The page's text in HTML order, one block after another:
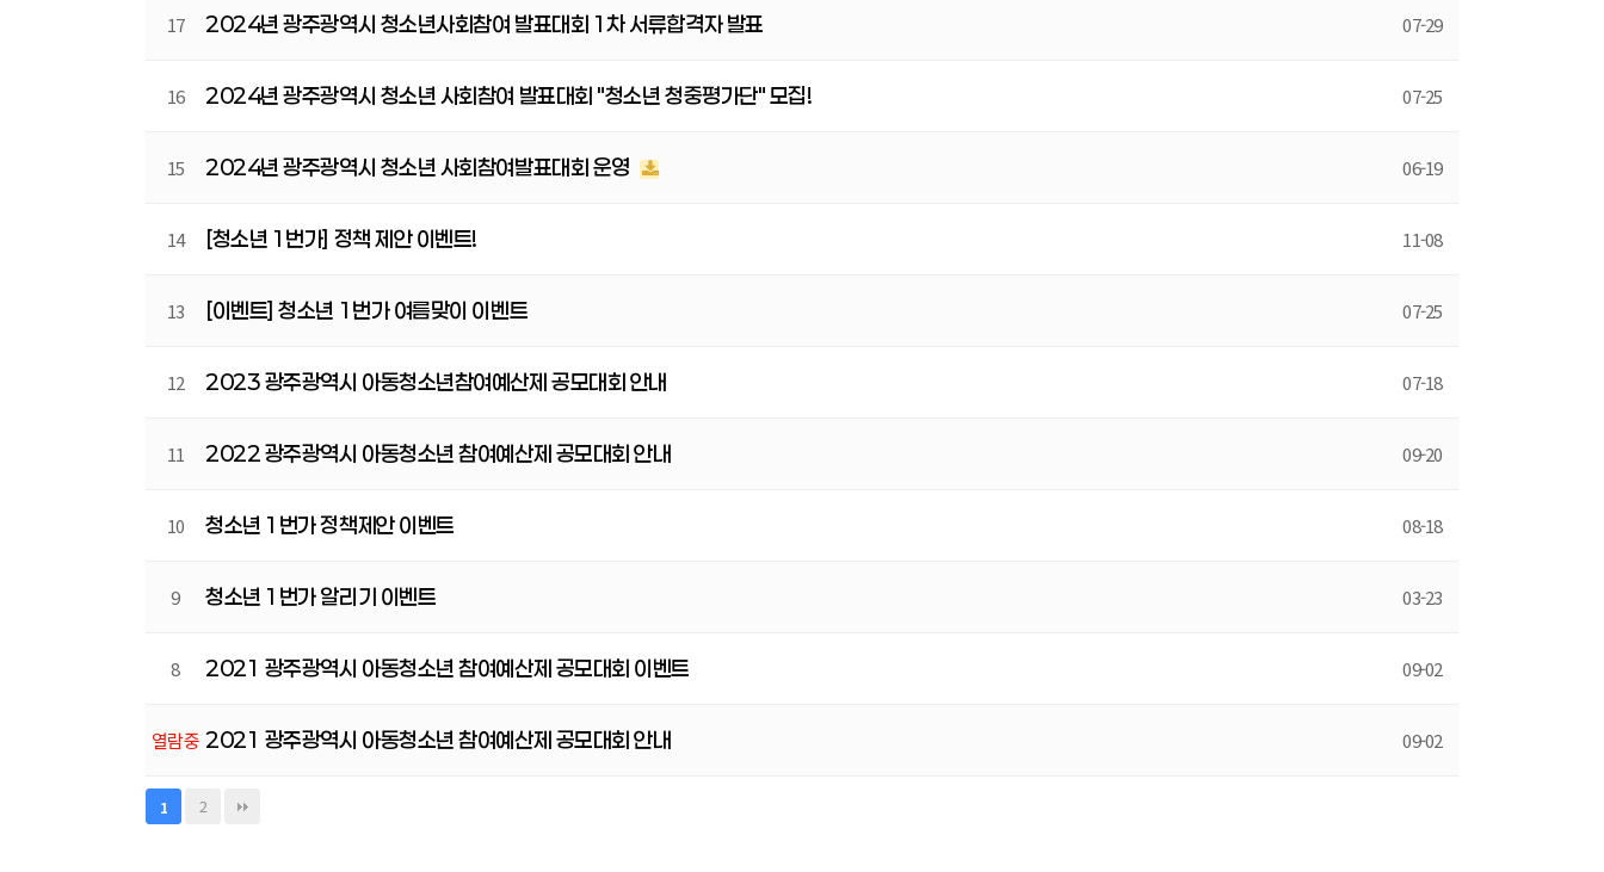
17 2024년 광주광역시 청소년사회참여 발표대회 1차 서류합격자 발표 07-29
16 2024년 광주광역시 청소년 사회참여 발표대회 "청소년 청중평가단" 모집! 07-25
15 2024년 광주광역시 청소년 사회참여발표대회 운영 06-19
14 [청소년 1번가] 정책 제안 이벤트! 11-08
13 [이벤트] 청소년 1번가 여름맞이 이벤트 07-25
12 2023 광주광역시 아동청소년참여예산제 공모대회 안내 07-18
11 2022 광주광역시 아동청소년 참여예산제 공모대회 안내 09-20
10 청소년 1번가 정책제안 이벤트 08-18
9 청소년 1번가 알리기 이벤트 03-23
8 2021 광주광역시 아동청소년 참여예산제 공모대회 이벤트 09-02
열람중 2021 광주광역시 아동청소년 참여예산제 공모대회 안내 09-02
1 2